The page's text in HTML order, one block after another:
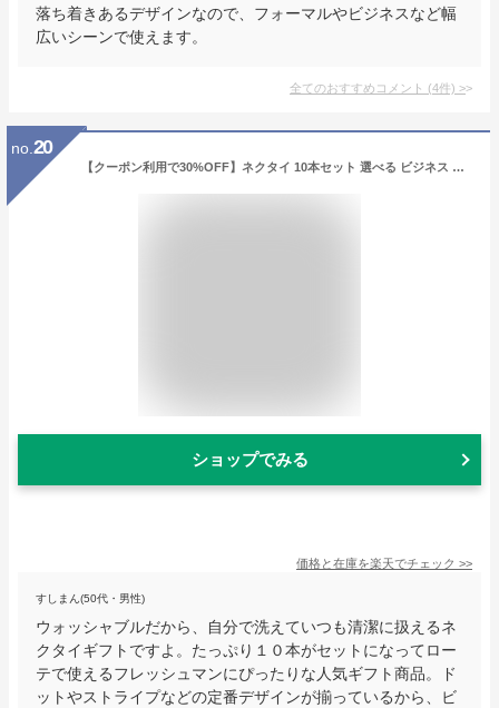
落ち着きあるデザインなので、フォーマルやビジネスなど幅
広いシーンで使えます。
全てのおすすめコメント (4件) >
no. 20
【クーポン利用で30%OFF】ネクタイ 10本セット 選べる ビジネス 洗えるネクタイ 洗濯 おしゃれ セット プレゼント 光沢感 ビジネス タイ 10本組 まとめ買い 結婚式 ブランド 制服 柄 洗濯 洗える ウォッシャブル加工 ギフト プレゼント 20代 30代 40代 50代 セット
ショップでみる
価格と在庫を楽天でチェック >>
すしまん(50代・男性)
ウォッシャブルだから、自分で洗えていつも清潔に扱えるネ
クタイギフトですよ。たっぷり１０本がセットになってロー
テで使えるフレッシュマンにぴったりな人気ギフト商品。ド
ットやストライプなどの定番デザインが揃っているから、ビ